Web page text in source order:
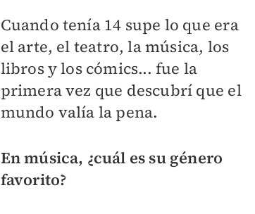
Cuando tenía 14 supe lo que era
el arte, el teatro, la música, los
libros y los cómics... fue la
primera vez que descubrí que el
mundo valía la pena.
En música, ¿cuál es su género
favorito?